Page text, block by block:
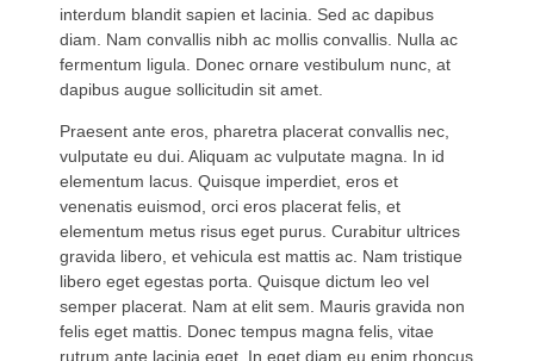
interdum blandit sapien et lacinia. Sed ac dapibus
diam. Nam convallis nibh ac mollis convallis. Nulla ac
fermentum ligula. Donec ornare vestibulum nunc, at
dapibus augue sollicitudin sit amet.
Praesent ante eros, pharetra placerat convallis nec,
vulputate eu dui. Aliquam ac vulputate magna. In id
elementum lacus. Quisque imperdiet, eros et
venenatis euismod, orci eros placerat felis, et
elementum metus risus eget purus. Curabitur ultrices
gravida libero, et vehicula est mattis ac. Nam tristique
libero eget egestas porta. Quisque dictum leo vel
semper placerat. Nam at elit sem. Mauris gravida non
felis eget mattis. Donec tempus magna felis, vitae
rutrum ante lacinia eget. In eget diam eu enim rhoncus